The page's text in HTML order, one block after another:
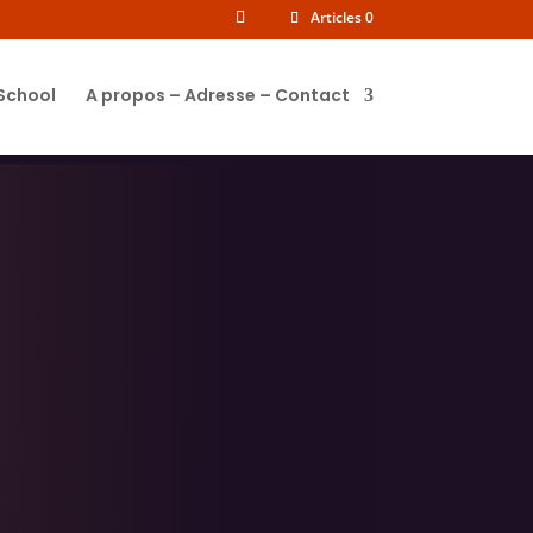
Articles 0
A propos – Adresse – Contact